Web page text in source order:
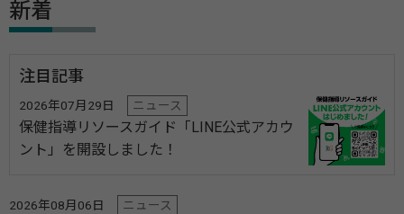
新着
注目記事
2026年07月29日 ニュース
保健指導リソースガイド「LINE公式アカウ
ント」を開設しました！
2026年08月06日 ニュース